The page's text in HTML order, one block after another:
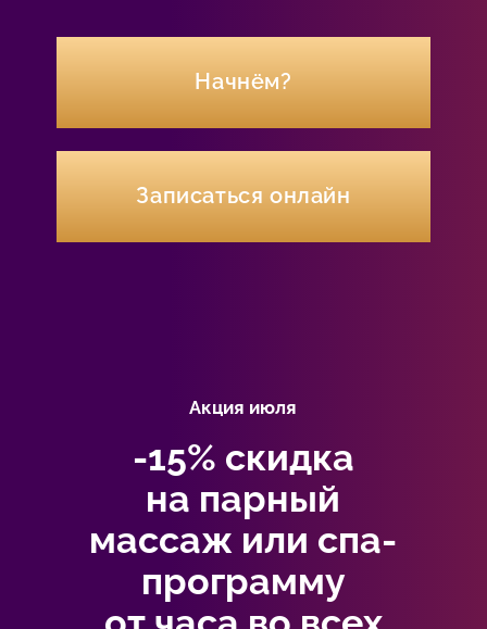
Начнём?
Записаться онлайн
Акция июля
-15% скидка
на парный
массаж или спа-
программу